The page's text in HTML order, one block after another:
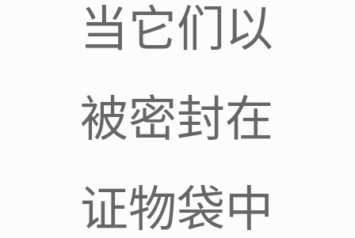
当它们以
被密封在
证物袋中